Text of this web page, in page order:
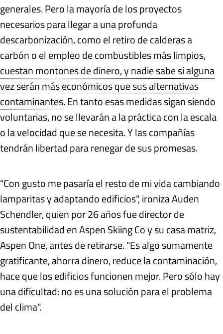
generales. Pero la mayoría de los proyectos
necesarios para llegar a una profunda
descarbonización, como el retiro de calderas a
carbón o el empleo de combustibles más limpios,
cuestan montones de dinero, y nadie sabe si alguna
vez serán más económicos que sus alternativas
contaminantes. En tanto esas medidas sigan siendo
voluntarias, no se llevarán a la práctica con la escala
o la velocidad que se necesita. Y las compañías
tendrán libertad para renegar de sus promesas.
"Con gusto me pasaría el resto de mi vida cambiando
lamparitas y adaptando edificios", ironiza Auden
Schendler, quien por 26 años fue director de
sustentabilidad en Aspen Skiing Co y su casa matriz,
Aspen One, antes de retirarse. "Es algo sumamente
gratificante, ahorra dinero, reduce la contaminación,
hace que los edificios funcionen mejor. Pero sólo hay
una dificultad: no es una solución para el problema
del clima".